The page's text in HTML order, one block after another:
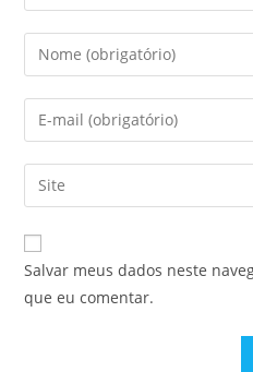
Salvar meus dados neste
que eu comentar.